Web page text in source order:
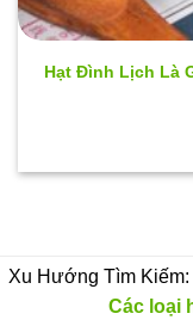
Hạt Đình Lịch Là
Xu Hướng Tìm Kiếm:
Các loại